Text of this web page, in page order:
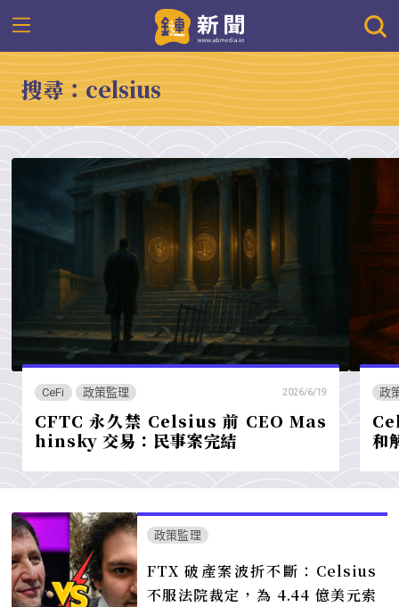
搜尋：celsius
CeFi 政策監理 2026/6/19
CFTC 永久禁 Celsius 前 CEO Mas
hinsky 交易：民事案完結
政
和
政策監理
FTX 破產案波折不斷：Celsius
不服法院裁定，為 4.44 億美元索